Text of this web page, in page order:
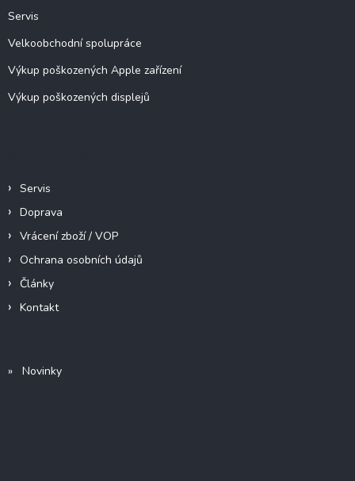
Servis
Velkoobchodní spolupráce
Výkup poškozených Apple zařízení
Výkup poškozených displejů
Servis
Doprava
Vrácení zboží / VOP
Ochrana osobních údajů
Články
Kontakt
» Novinky